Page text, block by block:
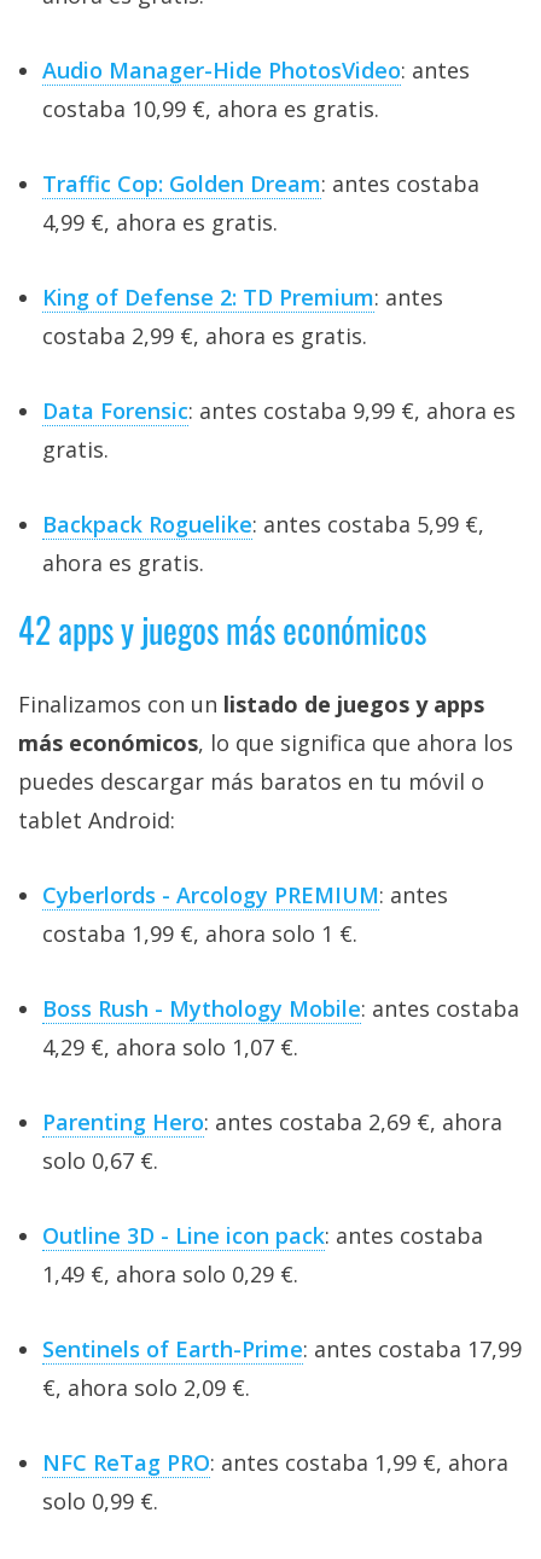
Audio Manager-Hide PhotosVideo: antes
costaba 10,99 €, ahora es gratis.
Traffic Cop: Golden Dream: antes costaba
4,99 €, ahora es gratis.
King of Defense 2: TD Premium: antes
costaba 2,99 €, ahora es gratis.
Data Forensic: antes costaba 9,99 €, ahora es
gratis.
Backpack Roguelike: antes costaba 5,99 €,
ahora es gratis.
42 apps y juegos más económicos
Finalizamos con un listado de juegos y apps
más económicos, lo que significa que ahora los
puedes descargar más baratos en tu móvil o
tablet Android:
Cyberlords - Arcology PREMIUM: antes
costaba 1,99 €, ahora solo 1 €.
Boss Rush - Mythology Mobile: antes costaba
4,29 €, ahora solo 1,07 €.
Parenting Hero: antes costaba 2,69 €, ahora
solo 0,67 €.
Outline 3D - Line icon pack: antes costaba
1,49 €, ahora solo 0,29 €.
Sentinels of Earth-Prime: antes costaba 17,99
€, ahora solo 2,09 €.
NFC ReTag PRO: antes costaba 1,99 €, ahora
solo 0,99 €.